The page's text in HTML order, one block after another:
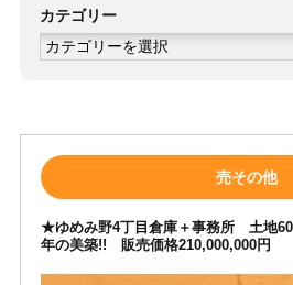
カテゴリー
カ
テ
ゴ
売その他
★ゆめみ野4丁目倉庫＋事務所 土地
年の美築!! 販売価格210,000,000円